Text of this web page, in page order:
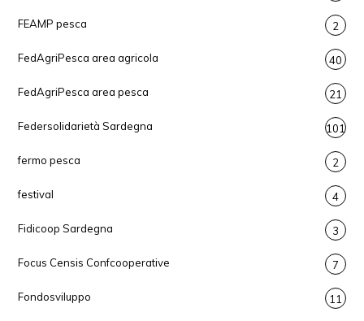
FEAMP pesca 2
FedAgriPesca area agricola 40
FedAgriPesca area pesca 21
Federsolidarietà Sardegna 101
fermo pesca 2
festival 4
Fidicoop Sardegna 3
Focus Censis Confcooperative 7
Fondosviluppo 11